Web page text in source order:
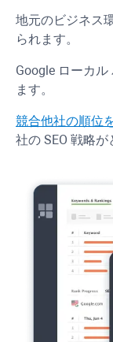
地元のビジネス
られます。
Google ローカ
ます。
競合他社の順位
社の SEO 戦略が